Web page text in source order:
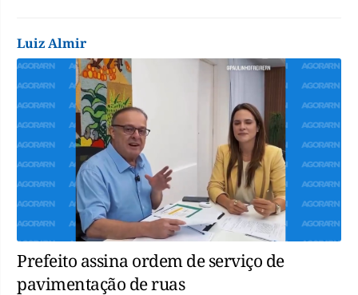
Luiz Almir
Prefeito assina ordem de serviço de
pavimentação de ruas